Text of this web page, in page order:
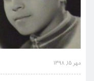
مهر 15, 1398